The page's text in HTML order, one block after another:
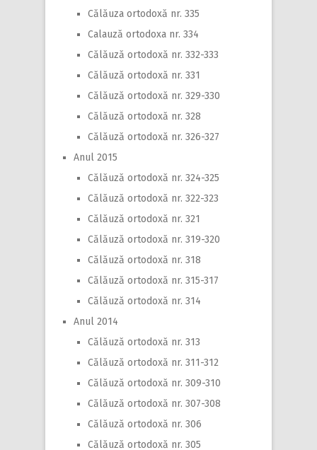
Călăuza ortodoxă nr. 335
Calauză ortodoxa nr. 334
Călăuză ortodoxă nr. 332-333
Călăuză ortodoxă nr. 331
Călăuză ortodoxă nr. 329-330
Călăuză ortodoxă nr. 328
Călăuză ortodoxă nr. 326-327
Anul 2015
Călăuză ortodoxă nr. 324-325
Călăuză ortodoxă nr. 322-323
Călăuză ortodoxă nr. 321
Călăuză ortodoxă nr. 319-320
Călăuză ortodoxă nr. 318
Călăuză ortodoxă nr. 315-317
Călăuză ortodoxă nr. 314
Anul 2014
Călăuză ortodoxă nr. 313
Călăuză ortodoxă nr. 311-312
Călăuză ortodoxă nr. 309-310
Călăuză ortodoxă nr. 307-308
Călăuză ortodoxă nr. 306
Călăuză ortodoxă nr. 305